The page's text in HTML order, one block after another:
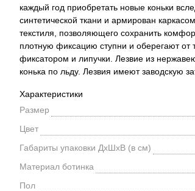
каждый год приобретать новые коньки
синтетической ткани и армирован
текстиля, позволяющего сохранить
плотную фиксацию ступни и оберегают от
фиксатором и липучки. Лезвие из
конька по льду. Лезвия имеют заводскую
Характеристики
Размер
Цвет
Габариты упаковки ДхШхВ (в см)
Материал ботинка
Пол